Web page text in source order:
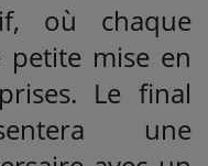
où chaque
mise en
Le final
une